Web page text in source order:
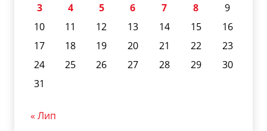
3
4 5 6 7 8
9
10
11 12 13 14 15
16
17
18 19 20 21 22
23
24
25 26 27 28 29
30
31
« Лип